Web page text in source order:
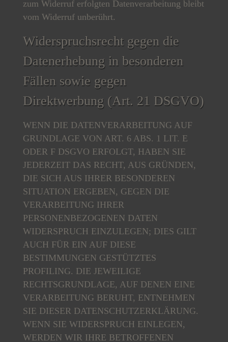
zum Widerruf erfolgten Datenverarbeitung bleibt
vom Widerruf unberührt.
Widerspruchsrecht gegen die
Datenerhebung in besonderen
Fällen sowie gegen
Direktwerbung (Art. 21 DSGVO)
WENN DIE DATENVERARBEITUNG AUF
GRUNDLAGE VON ART. 6 ABS. 1 LIT. E
ODER F DSGVO ERFOLGT, HABEN SIE
JEDERZEIT DAS RECHT, AUS GRÜNDEN,
DIE SICH AUS IHRER BESONDEREN
SITUATION ERGEBEN, GEGEN DIE
VERARBEITUNG IHRER
PERSONENBEZOGENEN DATEN
WIDERSPRUCH EINZULEGEN; DIES GILT
AUCH FÜR EIN AUF DIESE
BESTIMMUNGEN GESTÜTZTES
PROFILING. DIE JEWEILIGE
RECHTSGRUNDLAGE, AUF DENEN EINE
VERARBEITUNG BERUHT, ENTNEHMEN
SIE DIESER DATENSCHUTZERKLÄRUNG.
WENN SIE WIDERSPRUCH EINLEGEN,
WERDEN WIR IHRE BETROFFENEN